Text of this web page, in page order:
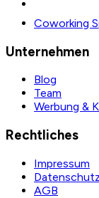
Coworking
Unternehmen
Blog
Team
Werbung &
Rechtliches
Impressum
Datenschutz
AGB